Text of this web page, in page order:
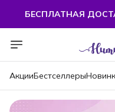
БЕСПЛАТНАЯ
БЕСПЛАТНАЯ
АкцииБестселлеры